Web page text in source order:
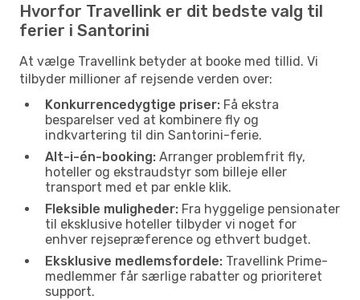
Hvorfor Travellink er dit bedste valg til
ferier i Santorini
At vælge Travellink betyder at booke med tillid. Vi
tilbyder millioner af rejsende verden over:
Konkurrencedygtige priser: Få ekstra
besparelser ved at kombinere fly og
indkvartering til din Santorini-ferie.
Alt-i-én-booking: Arranger problemfrit fly,
hoteller og ekstraudstyr som billeje eller
transport med et par enkle klik.
Fleksible muligheder: Fra hyggelige pensionater
til eksklusive hoteller tilbyder vi noget for
enhver rejsepræference og ethvert budget.
Eksklusive medlemsfordele: Travellink Prime-
medlemmer får særlige rabatter og prioriteret
support.